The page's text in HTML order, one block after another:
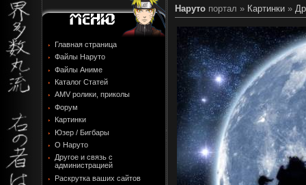
Главная страница
Файлы Наруто
Файлы Аниме
Каталог Статей
AMV ролики, приколы
Форум
Картинки
Юзер / Бигбары
О Наруто
Другое и связь с
администрацией
Раскрутка ваших сайтов
Наруто портал » Картинки »